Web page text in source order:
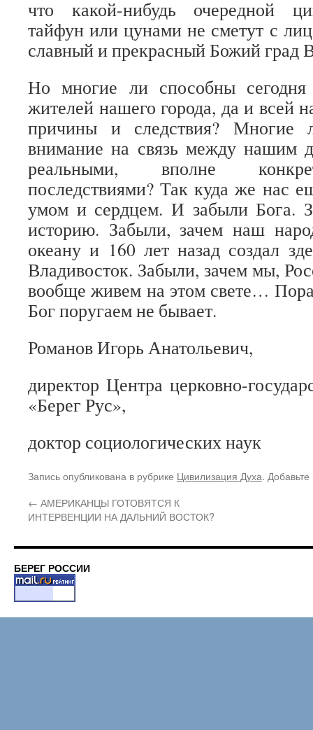
что какой-нибудь очередной
тайфун или цунами не сметут с
славный и прекрасный Божий град
Но многие ли способны
жителей нашего города, да и всей
причины и следствия? Многие
внимание на связь между нашим
реальными, вполне
последствиями? Так куда же нас
умом и сердцем. И забыли Бога.
историю. Забыли, зачем наш
океану и 160 лет назад создал
Владивосток. Забыли, зачем мы,
вообще живем на этом свете…
Бог поругаем не бывает.
Романов Игорь Анатольевич,
директор Центра церковно-
«Берег Рус»,
доктор социологических наук
Запись опубликована в рубрике Цивилизация Духа.
← АМЕРИКАНЦЫ ГОТОВЯТСЯ К
ИНТЕРВЕНЦИИ НА ДАЛЬНИЙ ВОСТОК?
БЕРЕГ РОССИИ